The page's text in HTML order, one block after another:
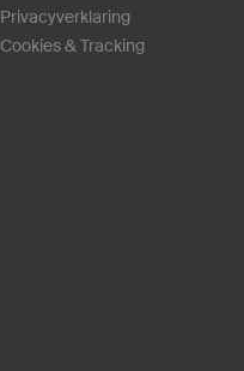
Privacyverklaring
Cookies & Tracking